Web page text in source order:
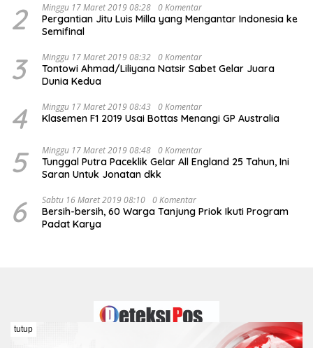
2 Minggu 17 Maret 2019 08:28 0 Komentar
Pergantian Jitu Luis Milla yang Mengantar Indonesia ke
Semifinal
3 Minggu 17 Maret 2019 08:32 0 Komentar
Tontowi Ahmad/Liliyana Natsir Sabet Gelar Juara
Dunia Kedua
4 Minggu 17 Maret 2019 08:43 0 Komentar
Klasemen F1 2019 Usai Bottas Menangi GP Australia
5 Minggu 17 Maret 2019 08:48 0 Komentar
Tunggal Putra Paceklik Gelar All England 25 Tahun, Ini
Saran Untuk Jonatan dkk
6 Sabtu 16 Maret 2019 08:10 0 Komentar
Bersih-bersih, 60 Warga Tanjung Priok Ikuti Program
Padat Karya
tutup